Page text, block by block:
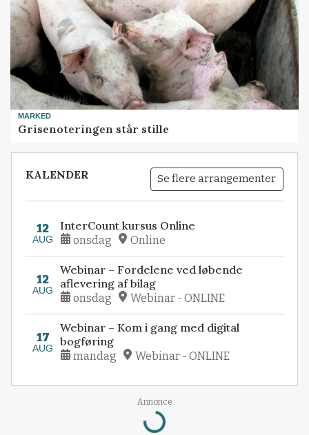
MARKED
Grisenoteringen står stille
KALENDER Se flere arrangementer
12
AUG
InterCount kursus Online
onsdag Online
12
AUG
Webinar – Fordelene ved løbende
aflevering af bilag
onsdag Webinar - ONLINE
17
AUG
Webinar – Kom i gang med digital
bogføring
mandag Webinar - ONLINE
Annonce
Loading...